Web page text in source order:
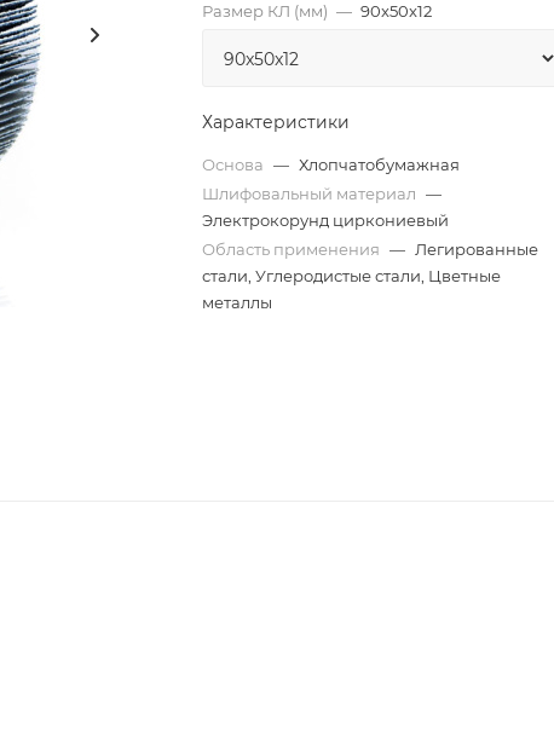
Размер КЛ (мм) — 90x50x12
Характеристики
Основа — Хлопчатобумажная
Шлифовальный материал —
Электрокорунд циркониевый
Область применения — Легированные
стали, Углеродистые стали, Цветные
металлы